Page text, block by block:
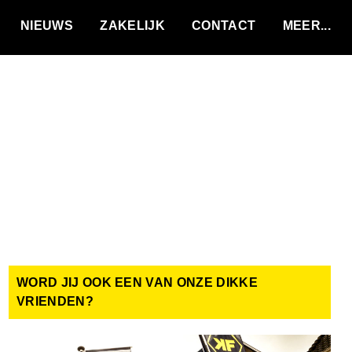
NIEUWS ZAKELIJK CONTACT
WORD JIJ OOK EEN VAN ONZE DIKKE
VRIENDEN?